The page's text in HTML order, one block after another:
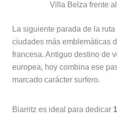
Villa Belza frente
La siguiente parada de la ruta
ciudades más emblemáticas
francesa. Antiguo destino de
europea, hoy combina ese
marcado carácter surfero.
Biarritz es ideal para dedicar